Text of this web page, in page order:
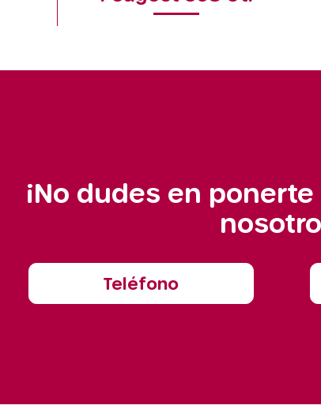
¡No dudes en
Teléfono